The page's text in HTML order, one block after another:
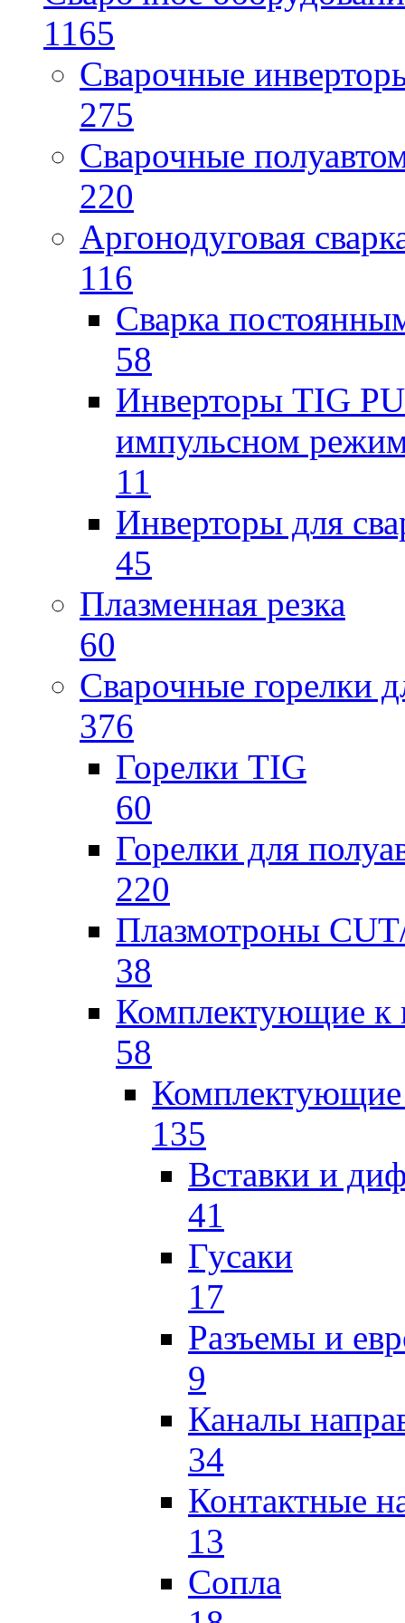
1165
Сварочные
275
Сварочные
220
Аргонодуговая
116
Сварка
58
Инверторы TIG
импульсном
11
Инверторы для
45
Плазменная резка
60
Сварочные горелки
376
Горелки TIG
60
Горелки для
220
Плазмотроны
38
Комплектующие к
58
135
Вставки и
41
Гусаки
17
Разъемы и
9
Каналы
34
Контактные
13
Сопла